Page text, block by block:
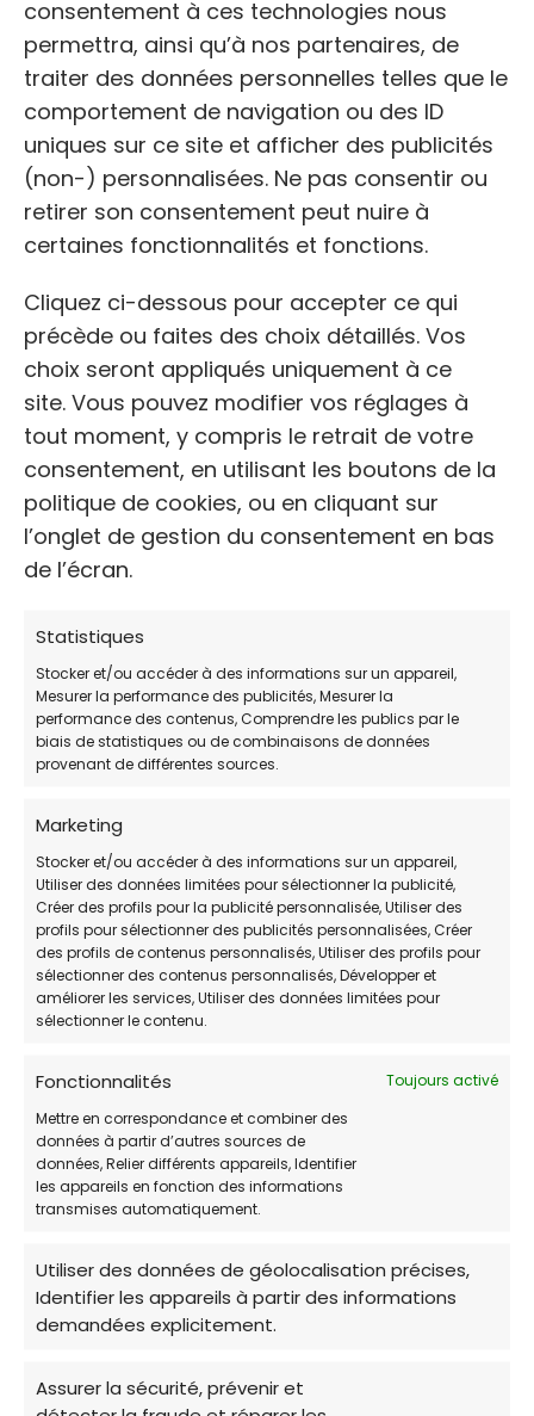
consentement à ces technologies nous
permettra, ainsi qu’à nos partenaires, de
traiter des données personnelles telles que le
comportement de navigation ou des ID
uniques sur ce site et afficher des publicités
(non-) personnalisées. Ne pas consentir ou
retirer son consentement peut nuire à
certaines fonctionnalités et fonctions.
Cliquez ci-dessous pour accepter ce qui
précède ou faites des choix détaillés. Vos
choix seront appliqués uniquement à ce
site. Vous pouvez modifier vos réglages à
tout moment, y compris le retrait de votre
consentement, en utilisant les boutons de la
politique de cookies, ou en cliquant sur
l’onglet de gestion du consentement en bas
de l’écran.
Statistiques
Stocker et/ou accéder à des informations sur un appareil,
Mesurer la performance des publicités, Mesurer la
performance des contenus, Comprendre les publics par le
biais de statistiques ou de combinaisons de données
provenant de différentes sources.
Marketing
Stocker et/ou accéder à des informations sur un appareil,
Utiliser des données limitées pour sélectionner la publicité,
Créer des profils pour la publicité personnalisée, Utiliser des
profils pour sélectionner des publicités personnalisées, Créer
des profils de contenus personnalisés, Utiliser des profils pour
sélectionner des contenus personnalisés, Développer et
améliorer les services, Utiliser des données limitées pour
sélectionner le contenu.
Fonctionnalités
Toujours activé
Mettre en correspondance et combiner des
données à partir d’autres sources de
données, Relier différents appareils, Identifier
les appareils en fonction des informations
transmises automatiquement.
Utiliser des données de géolocalisation précises,
Identifier les appareils à partir des informations
demandées explicitement.
Assurer la sécurité, prévenir et
ADRESSE:
Mascotte de Saint-Lupien, 10350 Saint-
Lupien
TÉLÉPHONE:
WEB
Non disponible
Avis des clients
4 / 5 (plus de 3 votes)
JOUR
Lundi
Non disponible
Mardi
Non disponible
Jeudi
Vendredi
Non disponible
Samedi
Non disponible
Dimanche
Non disponible
💡 Astuce adoption
choisir un chien adapté à votre mode de vie.
Promenez-vous avec lui au refuge,observez
son comportement et posez des questions
caractère et pourront vous guider vers le